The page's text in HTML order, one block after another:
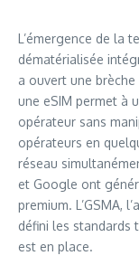
L’émergence de la
dématérialisée
a ouvert une
une eSIM permet à
opérateur sans
opérateurs en
réseau
et Google ont
premium. L’GSMA,
défini les standards
est en place.